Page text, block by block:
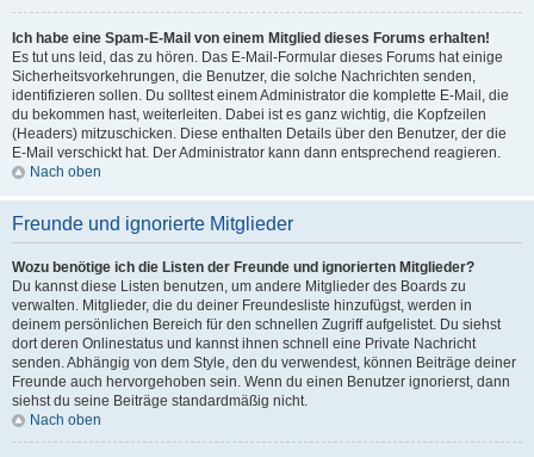
Ich habe eine Spam-E-Mail von einem Mitglied dieses Forums erhalten!
Es tut uns leid, das zu hören. Das E-Mail-Formular dieses Forums hat einige
Sicherheitsvorkehrungen, die Benutzer, die solche Nachrichten senden,
identifizieren sollen. Du solltest einem Administrator die komplette E-Mail, die
du bekommen hast, weiterleiten. Dabei ist es ganz wichtig, die Kopfzeilen
(Headers) mitzuschicken. Diese enthalten Details über den Benutzer, der die
E-Mail verschickt hat. Der Administrator kann dann entsprechend reagieren.
Nach oben
Freunde und ignorierte Mitglieder
Wozu benötige ich die Listen der Freunde und ignorierten Mitglieder?
Du kannst diese Listen benutzen, um andere Mitglieder des Boards zu
verwalten. Mitglieder, die du deiner Freundesliste hinzufügst, werden in
deinem persönlichen Bereich für den schnellen Zugriff aufgelistet. Du siehst
dort deren Onlinestatus und kannst ihnen schnell eine Private Nachricht
senden. Abhängig von dem Style, den du verwendest, können Beiträge deiner
Freunde auch hervorgehoben sein. Wenn du einen Benutzer ignorierst, dann
siehst du seine Beiträge standardmäßig nicht.
Nach oben